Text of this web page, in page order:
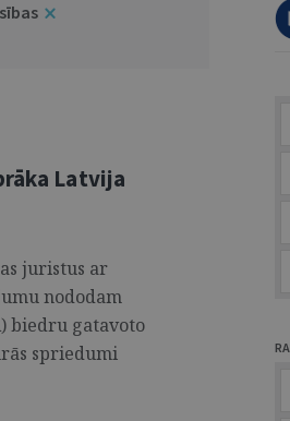
Latvija
juristus ar
nododam
biedru gatavoto
spriedumi